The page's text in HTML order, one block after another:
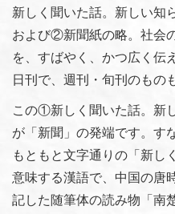
新しく聞いた話。新しい知
および②新聞紙の略。社会
を、すばやく、かつ広く伝
日刊で、週刊・旬刊のもの
この①新しく聞いた話。新
が「新聞」の発端です。す
もともと文字通りの「新し
意味する漢語で、中国の唐
記した随筆体の読み物「南